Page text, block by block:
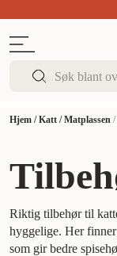
Hjem /Katt /Matplassen /
Riktig tilbehør til
hyggelige. Her
som gir bedre